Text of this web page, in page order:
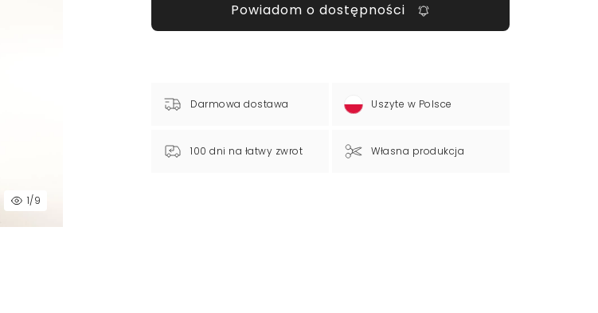
1/9
Powiadom o dostępności
Darmowa dostawa Uszyte w Polsce
100 dni na łatwy zwrot Własna produkcja